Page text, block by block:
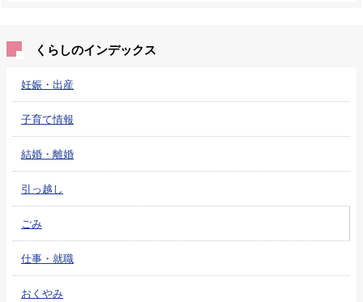
くらしのインデックス
妊娠・出産
子育て情報
結婚・離婚
引っ越し
ごみ
仕事・就職
おくやみ